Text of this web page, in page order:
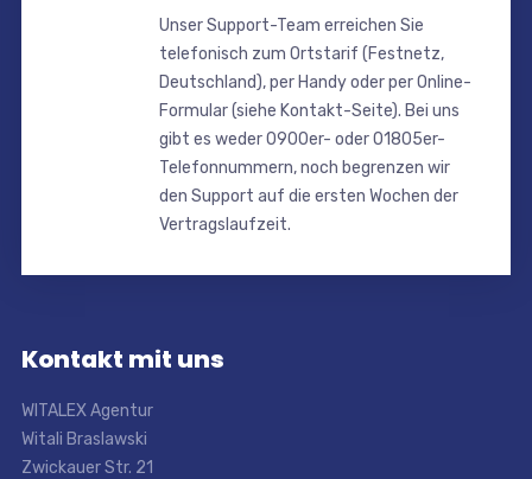
Unser Support-Team erreichen Sie
telefonisch zum Ortstarif (Festnetz,
Deutschland), per Handy oder per Online-
Formular (siehe Kontakt-Seite). Bei uns
gibt es weder 0900er- oder 01805er-
Telefonnummern, noch begrenzen wir
den Support auf die ersten Wochen der
Vertragslaufzeit.
Kontakt mit uns
WITALEX Agentur
Witali Braslawski
Zwickauer Str. 21